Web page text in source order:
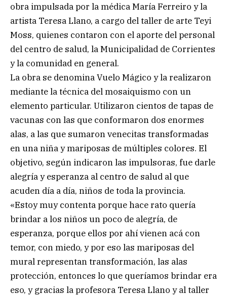
obra impulsada por la médica María Ferreiro y la
artista Teresa Llano, a cargo del taller de arte Teyi
Moss, quienes contaron con el aporte del personal
del centro de salud, la Municipalidad de Corrientes
y la comunidad en general.
La obra se denomina Vuelo Mágico y la realizaron
mediante la técnica del mosaiquismo con un
elemento particular. Utilizaron cientos de tapas de
vacunas con las que conformaron dos enormes
alas, a las que sumaron venecitas transformadas
en una niña y mariposas de múltiples colores. El
objetivo, según indicaron las impulsoras, fue darle
alegría y esperanza al centro de salud al que
acuden día a día, niños de toda la provincia.
«Estoy muy contenta porque hace rato quería
brindar a los niños un poco de alegría, de
esperanza, porque ellos por ahí vienen acá con
temor, con miedo, y por eso las mariposas del
mural representan transformación, las alas
protección, entonces lo que queríamos brindar era
eso, y gracias la profesora Teresa Llano y al taller